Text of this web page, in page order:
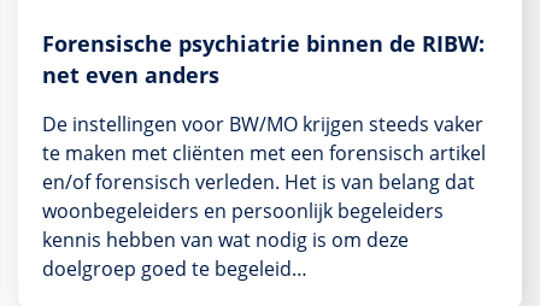
Forensische psychiatrie binnen de RIBW:
net even anders
De instellingen voor BW/MO krijgen steeds vaker
te maken met cliënten met een forensisch artikel
en/of forensisch verleden. Het is van belang dat
woonbegeleiders en persoonlijk begeleiders
kennis hebben van wat nodig is om deze
doelgroep goed te begeleid…